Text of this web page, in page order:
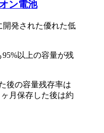
ン電池
開発された優れた低
以上の容量が残
後の容量残存率は
月保存した後は約